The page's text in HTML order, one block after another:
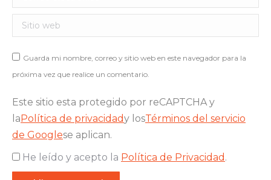
Sitio web
Guarda mi nombre, correo y sitio web en este navegador para la
próxima vez que realice un comentario.
Este sitio esta protegido por reCAPTCHA y
la Política de privacidady losTérminos del servicio
de Googlese aplican.
He leído y acepto la Política de Privacidad .